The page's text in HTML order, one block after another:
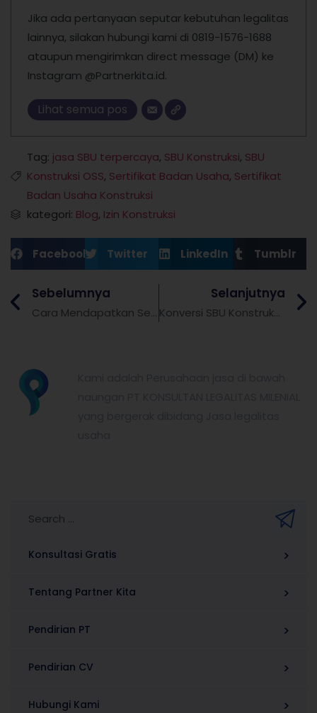
Jika ada pertanyaan seputar kebutuhan legalitas
lainnya, silakan hubungi kami di 0819-1576-1688
ataupun mengirimkan direct message (DM) ke
Instagram @Partnerkita.id.
Lihat semua pos
Tag: jasa SBU terpercaya, SBU Konstruksi, SBU
Konstruksi OSS, Sertifikat Badan Usaha, Sertifikat
Badan Usaha Konstruksi
kategori: Blog, Izin Konstruksi
Facebook Twitter LinkedIn Tumblr
Sebelumnya
Cara Mendapatkan Sertifikat Elektronik di Coretax
Selanjutnya
Konversi SBU Konstruksi ke KBLI Terbaru 2025: Panduan Lengkap bagi Badan Usaha Konstruksi
Konsultasi Gratis
Tentang Partner Kita
Pendirian PT
Pendirian CV
Hubungi Kami